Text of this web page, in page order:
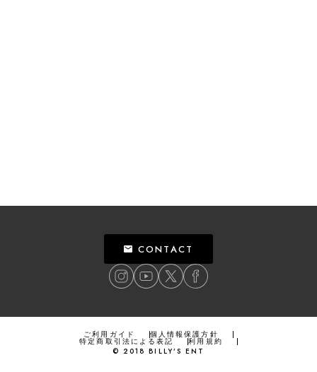
CONTACT
ご利用ガイド 個人情報保護方針
特定商取引法による表記
利用規約
© 2018 BILLY’S ENT